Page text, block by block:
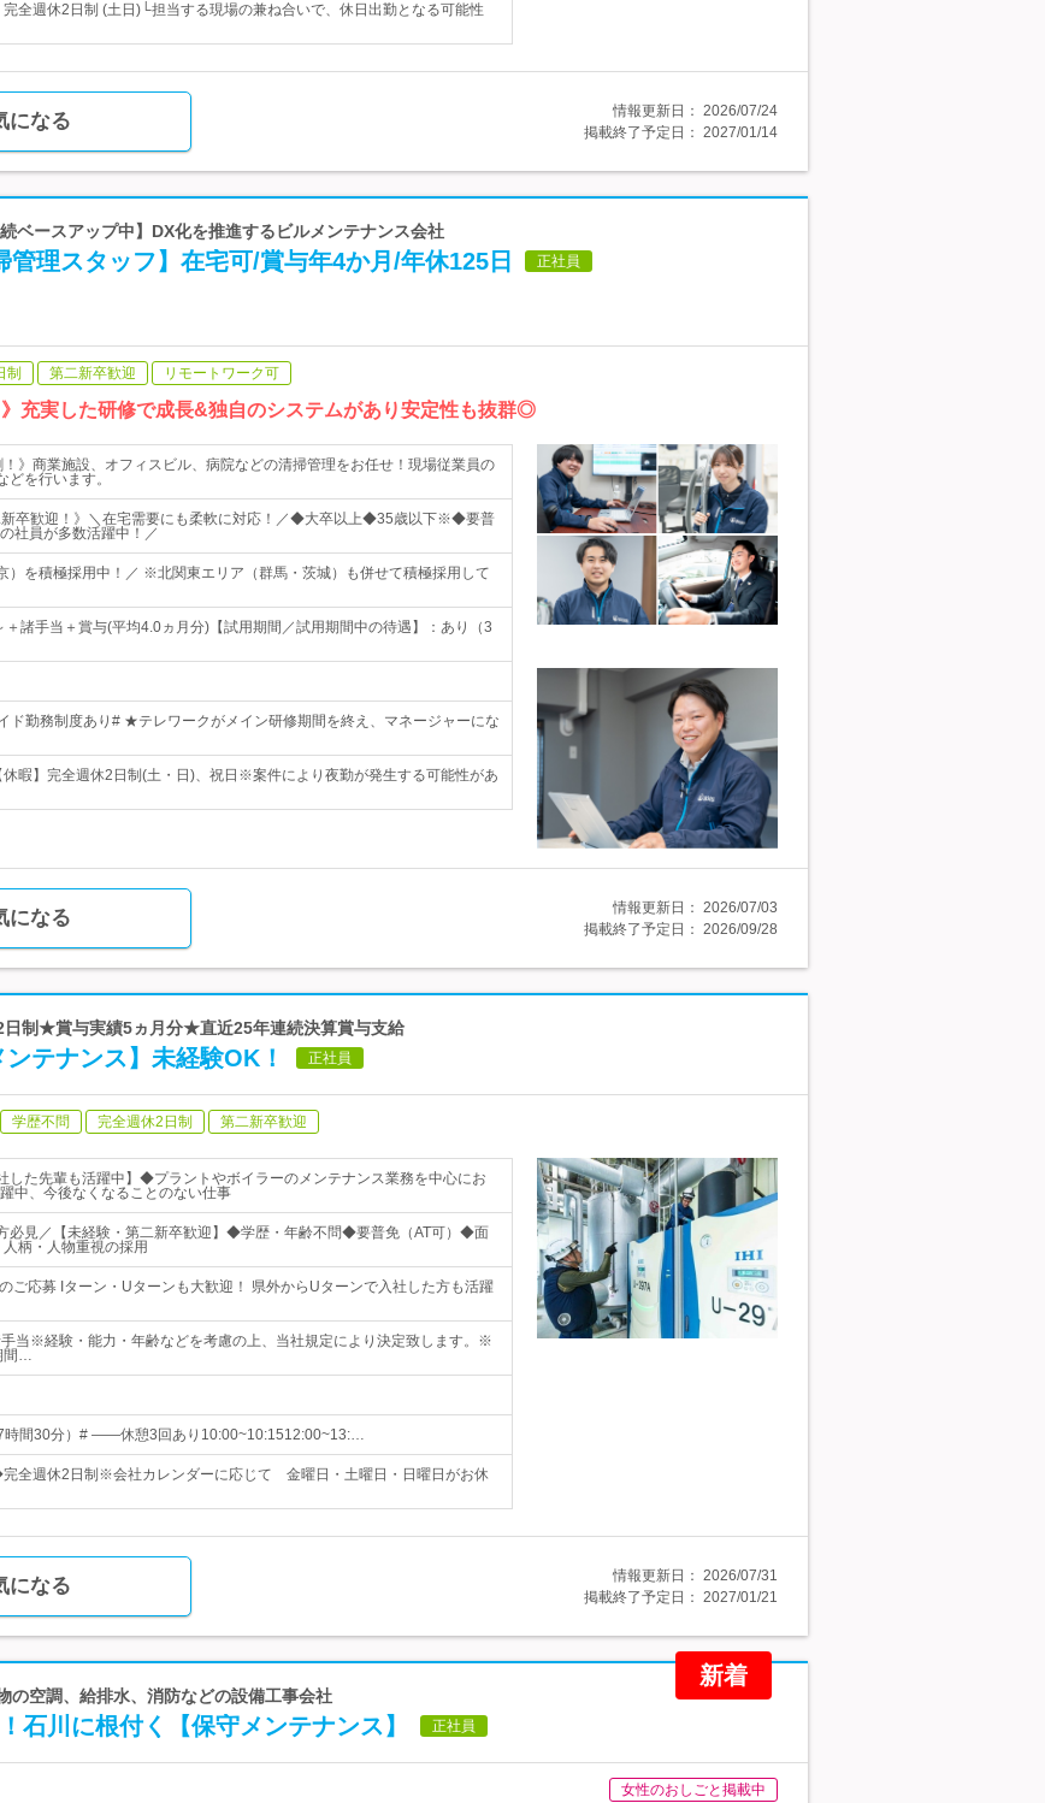
全週休2日制 (土日)└担当する現場の兼ね合いで、休日出勤となる可能性
になる 情報更新日： 2026/07/24
掲載終了予定日： 2027/01/14
ベースアップ中】DX化を推進するビルメンテナンス会社
管理スタッフ】在宅可/賞与年4か月/年休125日 正社員
制 第二新卒歓迎 リモートワーク可
》充実した研修で成長&独自のシステムがあり安定性も抜群◎
！》商業施設、オフィスビル、病院などの清掃管理をお任せ！現場従業員の
を行います。
新卒歓迎！》＼在宅需要にも柔軟に対応！／◆大卒以上◆35歳以下※◆要普
社員が多数活躍中！／
）を積極採用中！／ ※北関東エリア（群馬・茨城）も併せて積極採用して
＋諸手当＋賞与(平均4.0ヵ月分)【試用期間／試用期間中の待遇】：あり（3
勤務制度あり# ★テレワークがメイン研修期間を終え、マネージャーにな
暇】完全週休2日制(土・日)、祝日※案件により夜勤が発生する可能性があ
になる 情報更新日： 2026/07/03
掲載終了予定日： 2026/09/28
制★賞与実績5ヵ月分★直近25年連続決算賞与支給
テナンス】未経験OK！ 正社員
学歴不問 完全週休2日制 第二新卒歓迎
した先輩も活躍中】◆プラントやボイラーのメンテナンス業務を中心にお
中、今後なくなることのない仕事
必見／【未経験・第二新卒歓迎】◆学歴・年齢不問◆要普免（AT可）◆面
柄・人物重視の採用
応募 Iターン・Uターンも大歓迎！ 県外からUターンで入社した方も活躍
手当※経験・能力・年齢などを考慮の上、当社規定により決定致します。※
間…
時間30分）# ――休憩3回あり10:00~10:1512:00~13:…
全週休2日制※会社カレンダーに応じて 金曜日・土曜日・日曜日がお休
になる 情報更新日： 2026/07/31
掲載終了予定日： 2027/01/21
新着
の空調、給排水、消防などの設備工事会社
石川に根付く【保守メンテナンス】 正社員
女性のおしごと掲載中